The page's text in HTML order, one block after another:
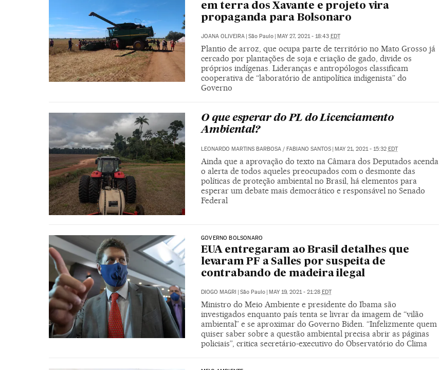
em terra dos Xavante e projeto vira
propaganda para Bolsonaro
JOANA OLIVEIRA | São Paulo | MAY 27, 2021 - 18:43 EDT
Plantio de arroz, que ocupa parte de território no Mato Grosso já
cercado por plantações de soja e criação de gado, divide os
próprios indígenas. Lideranças e antropólogos classificam
cooperativa de “laboratório de antipolítica indigenista” do
Governo
O que esperar do PL do Licenciamento
Ambiental?
LEONARDO MARTINS BARBOSA/ FABIANO SANTOS | MAY 21, 2021 - 15:32 EDT
Ainda que a aprovação do texto na Câmara dos Deputados acenda
o alerta de todos aqueles preocupados com o desmonte das
políticas de proteção ambiental no Brasil, há elementos para
esperar um debate mais democrático e responsável no Senado
Federal
GOVERNO BOLSONARO
EUA entregaram ao Brasil detalhes que
levaram PF a Salles por suspeita de
contrabando de madeira ilegal
DIOGO MAGRI São Paulo MAY 19, 2021 - 21:28 EDT
Ministro do Meio Ambiente e presidente do Ibama são
investigados enquanto país tenta se livrar da imagem de “vilão
ambiental” e se aproximar do Governo Biden. “Infelizmente quem
quiser saber sobre a questão ambiental precisa abrir as páginas
policiais”, critica secretário-executivo do Observatório do Clima